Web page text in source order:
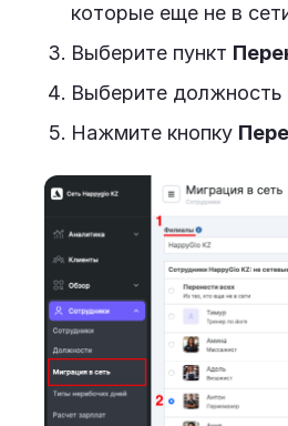
которые еще не в
Выберите пункт
Выберите должность
Нажмите кнопку